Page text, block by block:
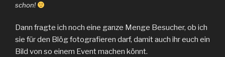
schon!
Dann fragte ich noch eine ganze Menge Besucher, ob ich
sie für den Blög fotografieren darf, damit auch ihr euch ein
Bild von so einem Event machen könnt.